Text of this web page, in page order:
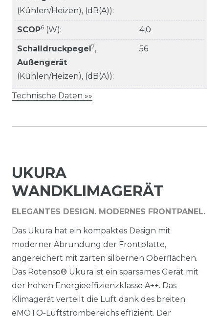
(Kühlen/Heizen), (dB(A)):
SCOP6 (W): 4,0
Schalldruckpegel 7,
Außengerät
(Kühlen/Heizen), (dB(A)):
56
Technische Daten »»
UKURA
WANDKLIMAGERÄT
ELEGANTES DESIGN. MODERNES FRONTPANEL.
Das Ukura hat ein kompaktes Design mit
moderner Abrundung der Frontplatte,
angereichert mit zarten silbernen Oberflächen.
Das Rotenso® Ukura ist ein sparsames Gerät mit
der hohen Energieeffizienzklasse A++. Das
Klimagerät verteilt die Luft dank des breiten
eMOTO-Luftstrombereichs effizient. Der